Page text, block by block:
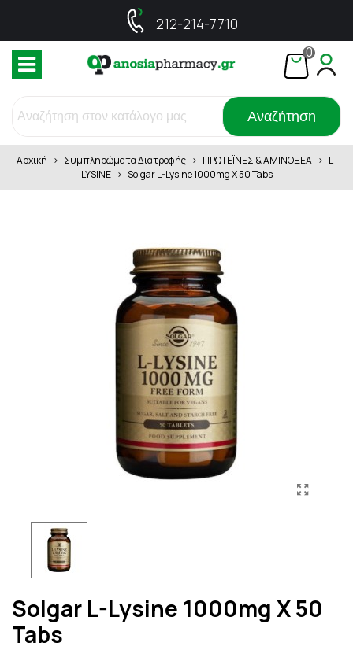
212-214-7710
0
Αναζήτηση
Αρχική > Συμπληρώματα Διατροφής > ΠΡΩΤΕΪΝΕΣ & ΑΜΙΝΟΞΕΑ > L-
LYSINE > Solgar L-Lysine 1000mg X 50 Tabs
Solgar L-Lysine 1000mg X 50
Tabs